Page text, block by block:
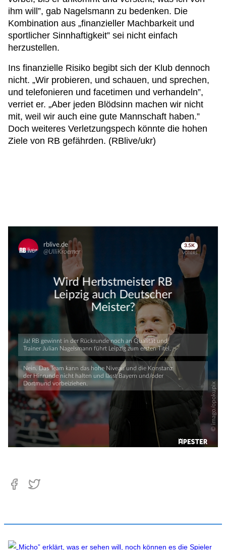
ihm will”, gab Nagelsmann zu bedenken. Die
Kombination aus „finanzieller Machbarkeit und
sportlicher Sinnhaftigkeit” sei nicht einfach
herzustellen.
Ins finanzielle Risiko begibt sich der Klub dennoch
nicht. „Wir probieren, und schauen, und sprechen,
und telefonieren und facetimen und verhandeln”,
verriet er. „Aber jeden Blödsinn machen wir nicht
mit, weil wir auch eine gute Mannschaft haben.”
Doch weiteres Verletzungspech könnte die hohen
Ziele von RB gefährden. (RBlive/ukr)